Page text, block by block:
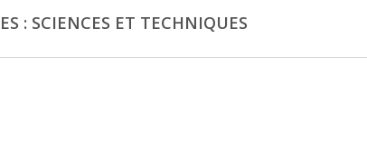
: SCIENCES ET TECHNIQUES